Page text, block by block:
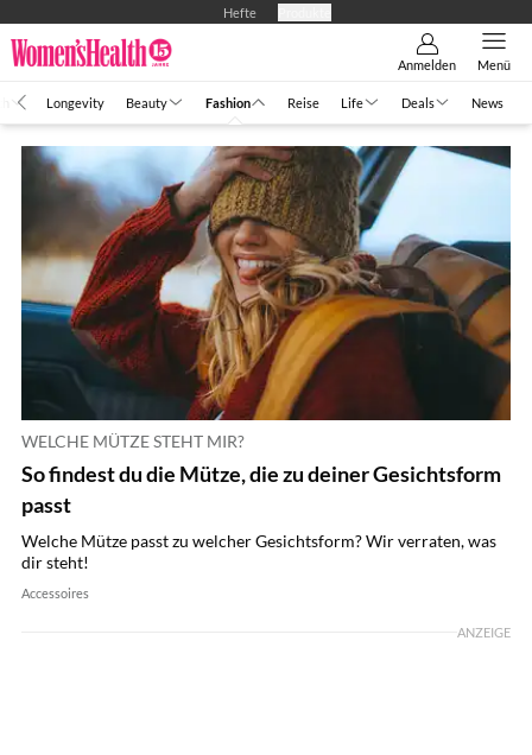
Hefte
Anmelden Menü
Longevity Beauty Fashion Reise Life Deals News
WELCHE MÜTZE STEHT MIR?
So findest du die Mütze, die zu deiner Gesichtsform
passt
Welche Mütze passt zu welcher Gesichtsform? Wir verraten, was
dir steht!
Accessoires
ANZEIGE